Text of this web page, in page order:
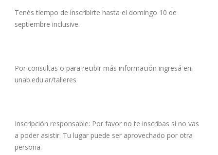
Tenés tiempo de inscribirte hasta el domingo 10 de
septiembre inclusive.
Por consultas o para recibir más información ingresá en:
unab.edu.ar/talleres
Inscripción responsable: Por favor no te inscribas si no vas
a poder asistir. Tu lugar puede ser aprovechado por otra
persona.